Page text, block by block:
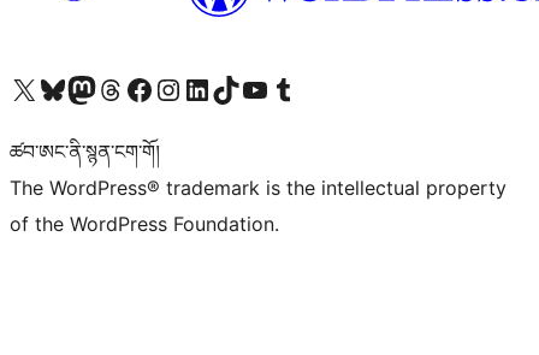
Visit our X (formerly Twitter) account
Visit our Bluesky account
Visit our Mastodon account
Visit our Threads account
Visit our Facebook page
Visit our Instagram account
Visit our LinkedIn account
Visit our TikTok account
Visit our YouTube channel
Visit our Tumblr account
ཚབ་ཨང་ནི་སྙན་ངག་གོ།
The WordPress® trademark is the intellectual property
of the WordPress Foundation.